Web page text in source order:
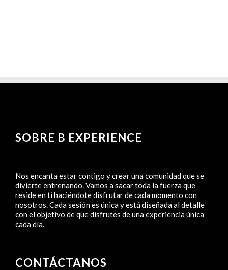
SOBRE B EXPERIENCE
Nos encanta estar contigo y crear una comunidad que se
divierte entrenando. Vamos a sacar toda la fuerza que
reside en ti haciéndote disfrutar de cada momento con
nosotros. Cada sesión es única y está diseñada al detalle
con el objetivo de que disfrutes de una experiencia única
cada día.
CONTÁCTANOS